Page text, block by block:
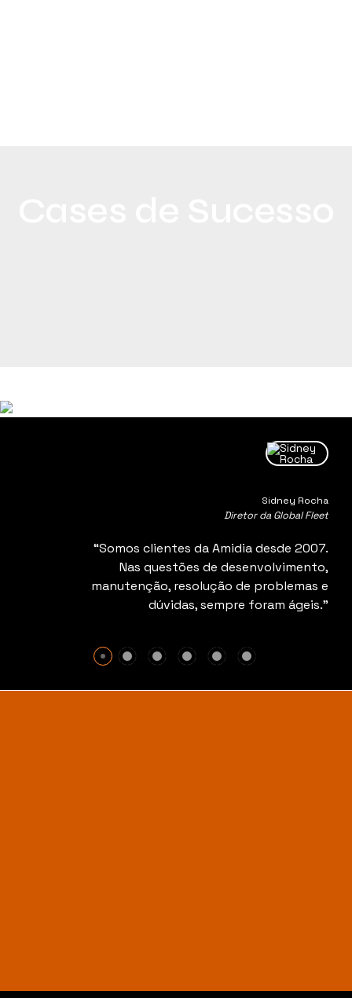
“Somos clientes da Amidia desde 2007.
Nas questões de desenvolvimento,
manutenção, resolução de problemas e
dúvidas, sempre foram ágeis.”
Sidney Rocha
Diretor da Global Fleet